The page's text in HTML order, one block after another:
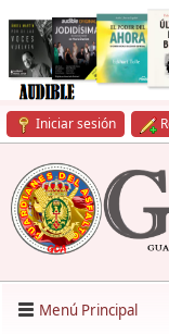
Iniciar sesión
Menú Principal